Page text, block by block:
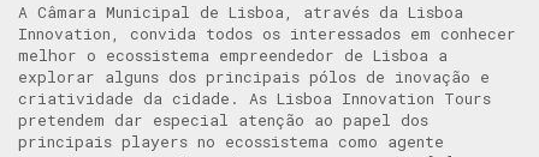
A Câmara Municipal de Lisboa, através da Lisboa
Innovation, convida todos os interessados em conhecer
melhor o ecossistema empreendedor de Lisboa a
explorar alguns dos principais pólos de inovação e
criatividade da cidade. As Lisboa Innovation Tours
pretendem dar especial atenção ao papel dos
principais players no ecossistema como agente